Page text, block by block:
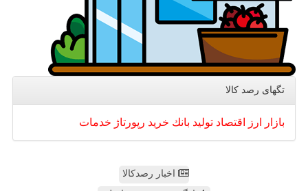
تگهای رصد كالا
بازار ارز اقتصاد تولید بانك خرید رپورتاژ خدمات
اخبار رصدکالا